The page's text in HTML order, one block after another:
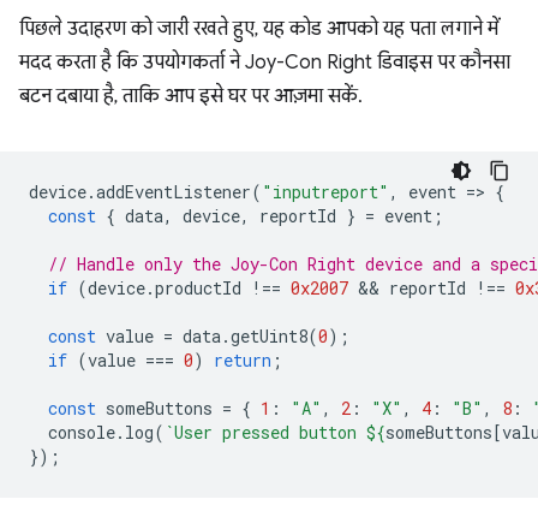
पिछले उदाहरण को जारी रखते हुए, यह कोड आपको यह पता लगाने में
मदद करता है कि उपयोगकर्ता ने Joy-Con Right डिवाइस पर कौनसा
बटन दबाया है, ताकि आप इसे घर पर आज़मा सकें.
device.addEventListener( "inputreport" , event => {
const { data, device, reportId } = event ;
// Handle only the Joy-Con Right device and a
if (device.productId !== 0x2007 && reportId !==
const value = data.getUint8(0);
if (value === 0) return ;
const someButtons = { 1 : "A" , 2 : "X" , 4 : "B" , 8 :
console. log( `User pressed button ${someButtons[
});